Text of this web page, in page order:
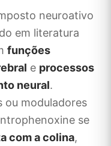
neuroativo
em literatura
funções
e processos
neural.
ou moduladores
se
com a colina,